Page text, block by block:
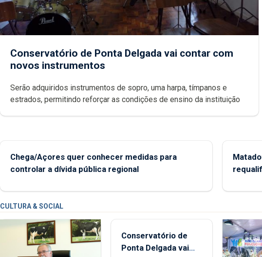
Conservatório de Ponta Delgada vai contar com
novos instrumentos
Serão adquiridos instrumentos de sopro, uma harpa, tímpanos e
estrados, permitindo reforçar as condições de ensino da instituição
Chega/Açores quer conhecer medidas para
controlar a dívida pública regional
CULTURA & SOCIAL
Conservatório de
Ponta Delgada vai